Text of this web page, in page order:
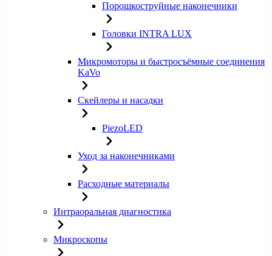
Порошкоструйные наконечники
Головки INTRA LUX
Микромоторы и быстросъёмные соединения
KaVo
Скейлеры и насадки
PiezoLED
Уход за наконечниками
Расходные материалы
Интраоральная диагностика
Микроскопы